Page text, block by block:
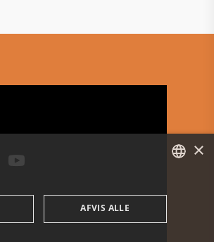
ENGLISH
×
AFVIS ALLE